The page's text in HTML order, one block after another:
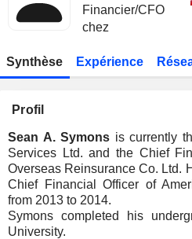
Financier/CFO
chez
Synthèse Expérience
Profil
Sean A. Symons is currently
Services Ltd. and the Chief
Overseas Reinsurance Co. Ltd.
Chief Financial Officer of
from 2013 to 2014.
Symons completed his
University.